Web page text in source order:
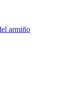
armiño